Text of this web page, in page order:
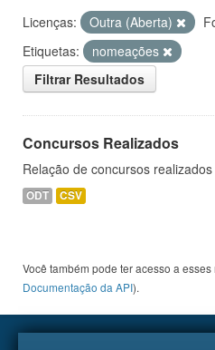
Licenças: Outra (Aberta)
Etiquetas:
nomeações
Filtrar Resultados
Concursos Realizados
Relação de concursos
ODT CSV
Você também pode ter acesso a
Documentação da API).